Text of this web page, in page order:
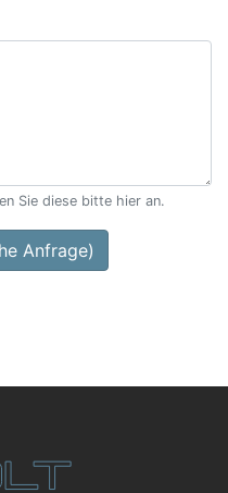
Sie diese bitte hier an.
Anfrage)